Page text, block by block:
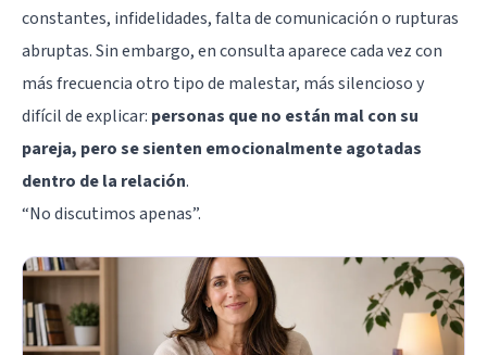
constantes, infidelidades, falta de comunicación o rupturas
abruptas. Sin embargo, en consulta aparece cada vez con
más frecuencia otro tipo de malestar, más silencioso y
difícil de explicar: personas que no están mal con su
pareja, pero se sienten emocionalmente agotadas
dentro de la relación.
“No discutimos apenas”.